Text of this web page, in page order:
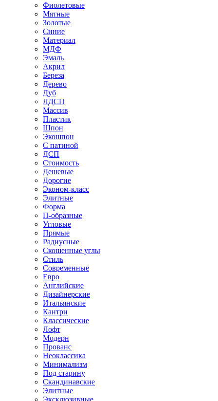
Фиолетовые
Мятные
Золотые
Синие
Материал
МДФ
Эмаль
Акрил
Береза
Дерево
Дуб
ЛДСП
Массив
Пластик
Шпон
Экошпон
С патиной
ДСП
Стоимость
Дешевые
Дорогие
Эконом-класс
Элитные
Форма
П-образные
Угловые
Прямые
Радиусные
Скошенные углы
Стиль
Современные
Евро
Английские
Дизайнерские
Итальянские
Кантри
Классические
Лофт
Модерн
Прованс
Неоклассика
Минимализм
Под старину
Скандинавские
Элитные
Эксклюзивные